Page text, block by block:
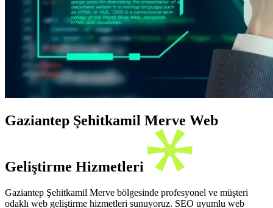
Gaziantep Şehitkamil Merve Web
Geliştirme Hizmetleri
Gaziantep Şehitkamil Merve bölgesinde profesyonel ve müşteri
odaklı web geliştirme hizmetleri sunuyoruz. SEO uyumlu web